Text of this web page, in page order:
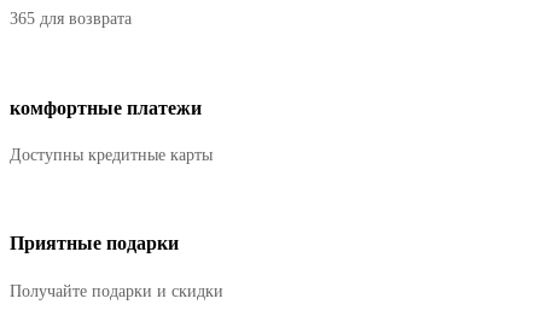
365 для возврата
комфортные платежи
Доступны кредитные карты
Приятные подарки
Получайте подарки и скидки